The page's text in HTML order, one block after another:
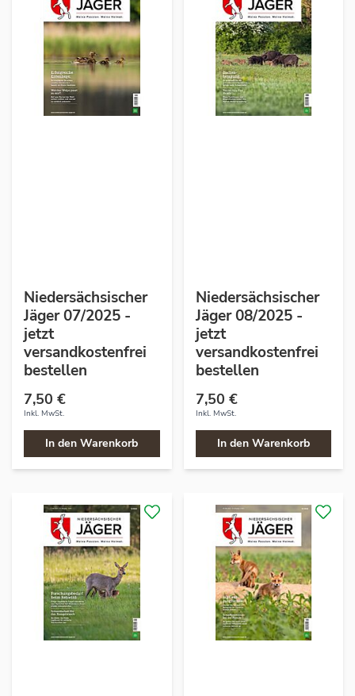
Niedersächsischer
Jäger 07/2025 -
jetzt
versandkostenfrei
bestellen
7,50 €
Inkl. MwSt.
In den Warenkorb
Niedersächsischer
Jäger 08/2025 -
jetzt
versandkostenfrei
bestellen
7,50 €
Inkl. MwSt.
In den Warenkorb